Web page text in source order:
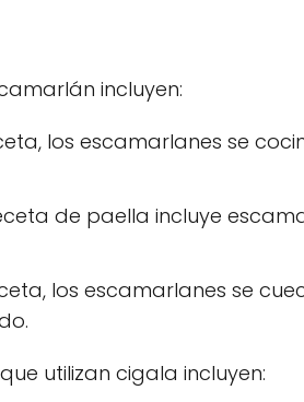
incluyen:
los escamarlanes se
de paella incluye
los escamarlanes se
utilizan cigala incluyen: